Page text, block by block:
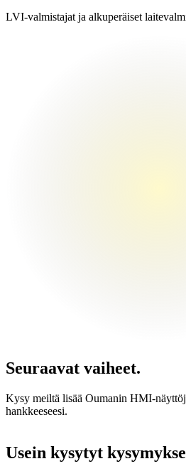
LVI-valmistajat ja alkuperäiset
Seuraavat vaiheet.
Kysy meiltä lisää Oumanin HMI-
hankkeeseesi.
Usein kysytyt